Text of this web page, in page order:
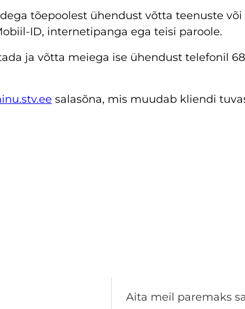
tõepoolest ühendust võtta teenuste
ID, internetipanga ega teisi paroole.
ja võtta meiega ise ühendust telefonil
salasõna, mis muudab kliendi
Aita meil paremaks